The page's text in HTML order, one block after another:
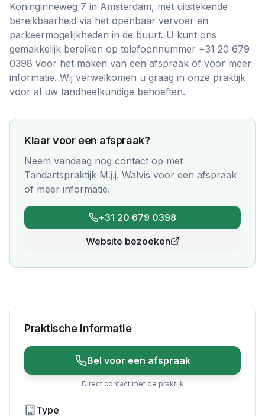
Koninginneweg 7 in Amsterdam, met uitstekende
bereikbaarheid via het openbaar vervoer en
parkeermogelijkheden in de buurt. U kunt ons
gemakkelijk bereiken op telefoonnummer +31 20 679
0398 voor het maken van een afspraak of voor meer
informatie. Wij verwelkomen u graag in onze praktijk
voor al uw tandheelkundige behoeften.
Klaar voor een afspraak?
Neem vandaag nog contact op met
Tandartspraktijk M.j.j. Walvis voor een afspraak
of meer informatie.
+31 20 679 0398
Website bezoeken
Praktische Informatie
Bel voor een afspraak
Direct contact met de praktijk
Type